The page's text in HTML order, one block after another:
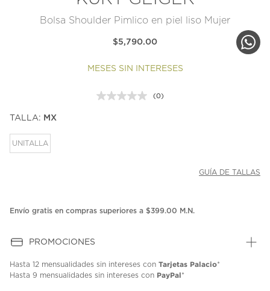
Bolsa Shoulder Pimlico en piel liso Mujer
$5,790.00
MESES SIN INTERESES
Sin
(0)
TALLA: MX
UNITALLA
GUÍA DE TALLAS
Envío gratis en compras superiores a $399.00 M.N.
PROMOCIONES
Hasta 12 mensualidades sin intereses con Tarjetas Palacio*
Hasta 9 mensualidades sin intereses con PayPal*